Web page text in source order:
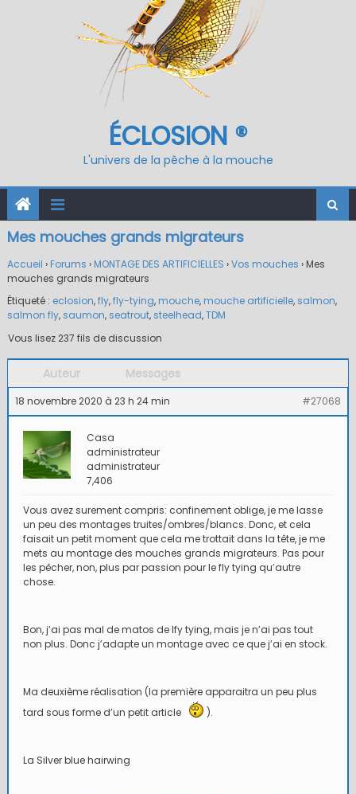
ÉCLOSION ®
L'univers de la pêche à la mouche
Mes mouches grands migrateurs
Accueil › Forums › MONTAGE DES ARTIFICIELLES ›Vos mouches ›Mes
mouches grands migrateurs
Étiqueté : eclosion,fly,fly-tying, mouche, mouche artificielle, salmon,
salmon fly, saumon, seatrout, steelhead,TDM
Vous lisez 237 fils de discussion
Auteur Messages
18 novembre 2020 à 23 h 24 min #27068
Casa
administrateur
administrateur
7,406
Vous avez surement compris: confinement oblige, je me lasse
un peu des montages truites/ombres/blancs. Donc, et cela
faisait un petit moment que cela me trottait dans la tête, je me
mets au montage des mouches grands migrateurs. Pas pour
les pêcher, non, plus par passion pour le fly tying qu’autre
chose.
Bon, j’ai pas mal de matos de lfy tying, mais je n’ai pas tout
non plus. Donc j’adapte un montage avec ce que j’ai en stock.
Ma deuxième réalisation (la première apparaitra un peu plus
tard sous forme d’un petit article
).
La Silver blue hairwing